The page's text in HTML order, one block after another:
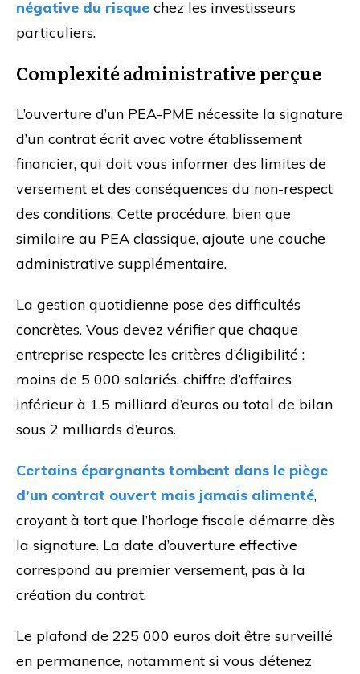
négative du risque chez les investisseurs
particuliers.
Complexité administrative perçue
L’ouverture d’un PEA-PME nécessite la signature
d’un contrat écrit avec votre établissement
financier, qui doit vous informer des limites de
versement et des conséquences du non-respect
des conditions. Cette procédure, bien que
similaire au PEA classique, ajoute une couche
administrative supplémentaire.
La gestion quotidienne pose des difficultés
concrètes. Vous devez vérifier que chaque
entreprise respecte les critères d’éligibilité :
moins de 5 000 salariés, chiffre d’affaires
inférieur à 1,5 milliard d’euros ou total de bilan
sous 2 milliards d’euros.
Certains épargnants tombent dans le piège
d’un contrat ouvert mais jamais alimenté,
croyant à tort que l’horloge fiscale démarre dès
la signature. La date d’ouverture effective
correspond au premier versement, pas à la
création du contrat.
Le plafond de 225 000 euros doit être surveillé
en permanence, notamment si vous détenez